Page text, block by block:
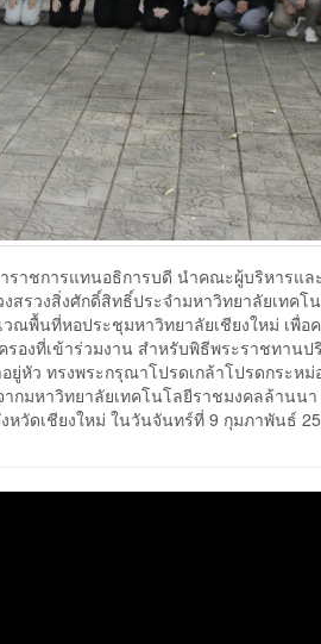
าชการแทนอธิการบดี นำคณะผู้บริหารแ
รวงสิ่งศักดิ์สิทธิ์ประจำมหาวิทยาลัยเทค
ณพื้นที่หอประชุมหาวิทยาลัยเชียงใหม่ เพื่อ
องที่เข้าร่วมงาน สำหรับพิธีพระราชทาน
หัว ทรงพระกรุณาโปรดเกล้าโปรดกระห
มหาวิทยาลัยเทคโนโลยีราชมงคลล้านนา
หวัดเชียงใหม่ ในวันจันทร์ที่ 9 กุมภาพันธ์